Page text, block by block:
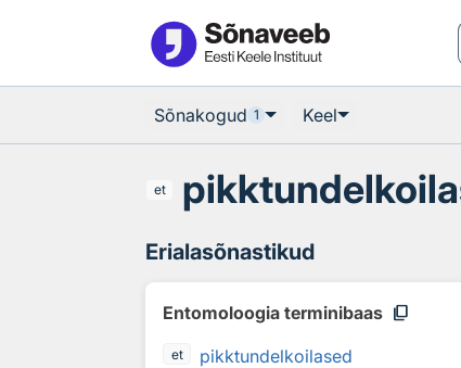
Sõnakogud 1 Keel
et
Erialasõnastikud
Entomoloogia terminibaas content_copy
et pikktundelkoilased